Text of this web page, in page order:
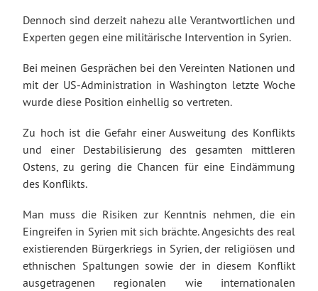
Dennoch sind derzeit nahezu alle Verantwortlichen und
Experten gegen eine militärische Intervention in Syrien.
Bei meinen Gesprächen bei den Vereinten Nationen und
mit der US-Administration in Washington letzte Woche
wurde diese Position einhellig so vertreten.
Zu hoch ist die Gefahr einer Ausweitung des Konflikts
und einer Destabilisierung des gesamten mittleren
Ostens, zu gering die Chancen für eine Eindämmung
des Konflikts.
Man muss die Risiken zur Kenntnis nehmen, die ein
Eingreifen in Syrien mit sich brächte. Angesichts des real
existierenden Bürgerkriegs in Syrien, der religiösen und
ethnischen Spaltungen sowie der in diesem Konflikt
ausgetragenen regionalen wie internationalen